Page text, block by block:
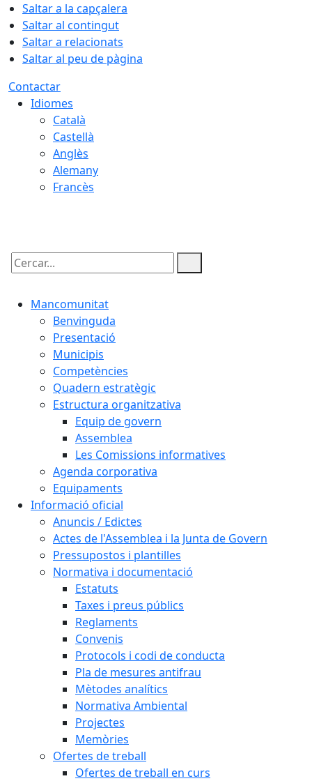
Saltar a la capçalera
Saltar al contingut
Saltar a relacionats
Saltar al peu de pàgina
Contactar
Idiomes
Català
Castellà
Anglès
Alemany
Francès
Cercar:
Mancomunitat
Benvinguda
Presentació
Municipis
Competències
Quadern estratègic
Estructura organitzativa
Equip de govern
Assemblea
Les Comissions informatives
Agenda corporativa
Equipaments
Informació oficial
Anuncis / Edictes
Actes de l'Assemblea i la Junta de Govern
Pressupostos i plantilles
Normativa i documentació
Estatuts
Taxes i preus públics
Reglaments
Convenis
Protocols i codi de conducta
Pla de mesures antifrau
Mètodes analítics
Normativa Ambiental
Projectes
Memòries
Ofertes de treball
Ofertes de treball en curs